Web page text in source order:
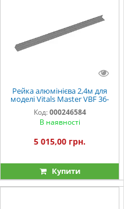
Рейка алюмінієва 2,4м для
моделі Vitals Master VBF 36-
4so
Код: 000246584
В наявності
5 015,00 грн.
Купити